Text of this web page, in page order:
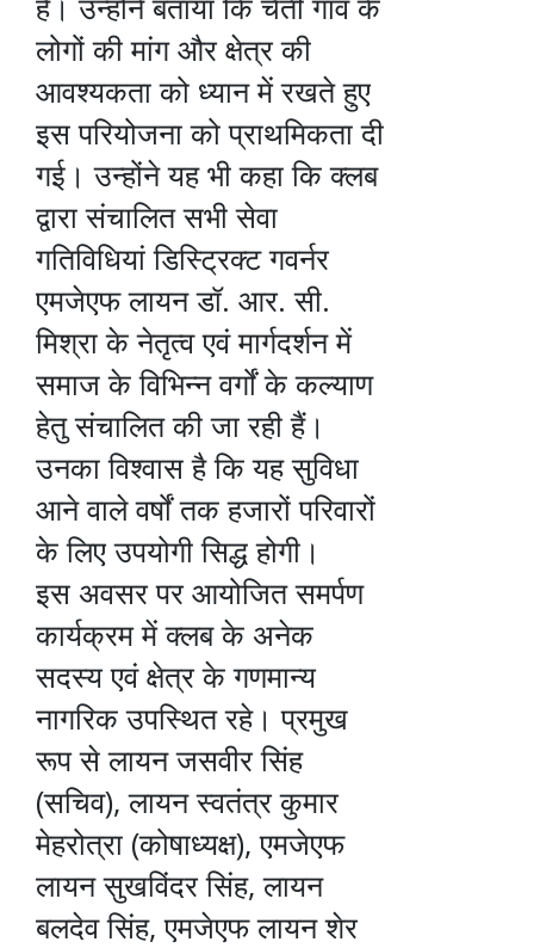
लोगों की मांग और क्षेत्र की
आवश्यकता को ध्यान में रखते हुए
इस परियोजना को प्राथमिकता दी
गई। उन्होंने यह भी कहा कि क्लब
द्वारा संचालित सभी सेवा
गतिविधियां डिस्ट्रिक्ट गवर्नर
एमजेएफ लायन डॉ. आर. सी.
मिश्रा के नेतृत्व एवं मार्गदर्शन में
समाज के विभिन्न वर्गों के कल्याण
हेतु संचालित की जा रही हैं।
उनका विश्वास है कि यह सुविधा
आने वाले वर्षों तक हजारों परिवारों
के लिए उपयोगी सिद्ध होगी।
इस अवसर पर आयोजित समर्पण
कार्यक्रम में क्लब के अनेक
सदस्य एवं क्षेत्र के गणमान्य
नागरिक उपस्थित रहे। प्रमुख
रूप से लायन जसवीर सिंह
(सचिव), लायन स्वतंत्र कुमार
मेहरोत्रा (कोषाध्यक्ष), एमजेएफ
लायन सुखविंदर सिंह, लायन
बलदेव सिंह, एमजेएफ लायन शेर